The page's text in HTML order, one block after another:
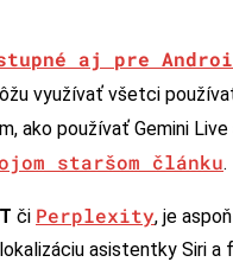
aj pre
využívať všetci
ako používať Gemini Live
staršom článku.
či Perplexity, je
asistentky Siri